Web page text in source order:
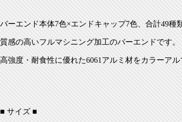
バーエンド本体7色×エンドキャップ7色、合計49
質感の高いフルマシニング加工のバーエンドです。
高強度・耐食性に優れた6061アルミ材をカラーア
■ サイズ ■